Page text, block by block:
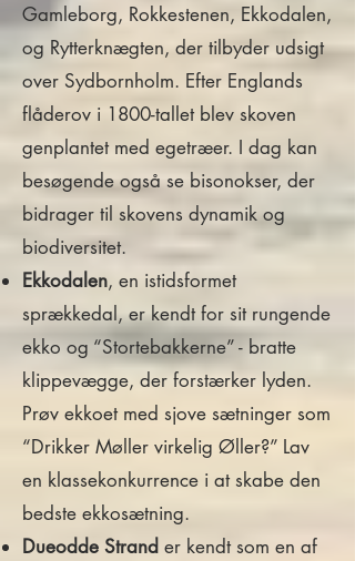
Gamleborg, Rokkestenen, Ekkodalen,
og Rytterknægten, der tilbyder udsigt
over Sydbornholm. Efter Englands
flåderov i 1800-tallet blev skoven
genplantet med egetræer. I dag kan
besøgende også se bisonokser, der
bidrager til skovens dynamik og
biodiversitet.
Ekkodalen, en istidsformet
sprækkedal, er kendt for sit rungende
ekko og “Stortebakkerne” - bratte
klippevægge, der forstærker lyden.
Prøv ekkoet med sjove sætninger som
“Drikker Møller virkelig Øller?” Lav
en klassekonkurrence i at skabe den
bedste ekkosætning.
Dueodde Strand er kendt som en af